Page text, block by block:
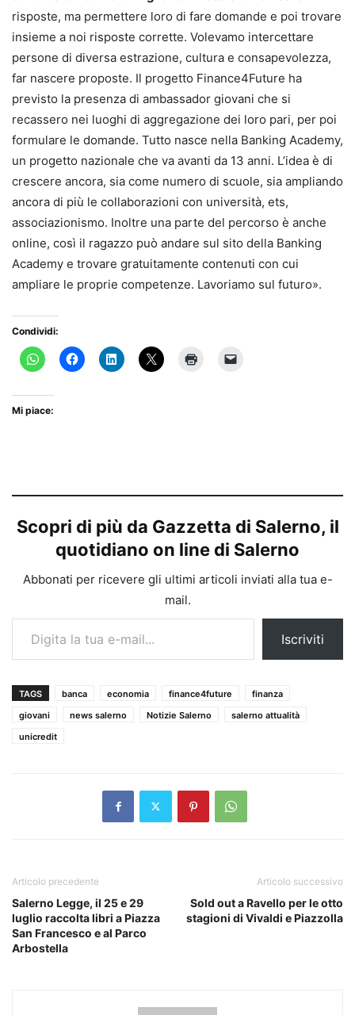
risposte, ma permettere loro di fare domande e poi trovare
insieme a noi risposte corrette. Volevamo intercettare
persone di diversa estrazione, cultura e consapevolezza,
far nascere proposte. Il progetto Finance4Future ha
previsto la presenza di ambassador giovani che si
recassero nei luoghi di aggregazione dei loro pari, per poi
formulare le domande. Tutto nasce nella Banking Academy,
un progetto nazionale che va avanti da 13 anni. L’idea è di
crescere ancora, sia come numero di scuole, sia ampliando
ancora di più le collaborazioni con università, ets,
associazionismo. Inoltre una parte del percorso è anche
online, così il ragazzo può andare sul sito della Banking
Academy e trovare gratuitamente contenuti con cui
ampliare le proprie competenze. Lavoriamo sul futuro».
Condividi:
Mi piace:
Scopri di più da Gazzetta di Salerno, il
quotidiano on line di Salerno
Abbonati per ricevere gli ultimi articoli inviati alla tua e-
mail.
Digita la tua e-mail...
Iscriviti
TAGS banca economia finance4future
finanza
giovani
news salerno Notizie Salerno
salerno attualità
unicredit
Articolo precedente
Salerno Legge, il 25 e 29
luglio raccolta libri a Piazza
San Francesco e al Parco
Arbostella
Articolo successivo
Sold out a Ravello per le otto
stagioni di Vivaldi e Piazzolla